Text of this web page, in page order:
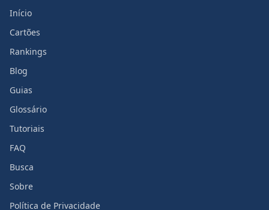
Início
Cartões
Rankings
Blog
Guias
Glossário
Tutoriais
FAQ
Busca
Sobre
Política de Privacidade